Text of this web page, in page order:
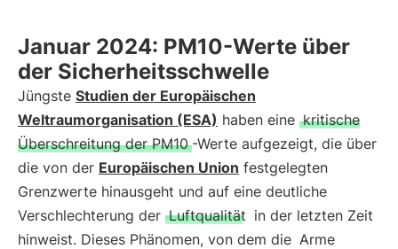
Januar 2024: PM10-Werte über
der Sicherheitsschwelle
Jüngste Studien der Europäischen
Weltraumorganisation (ESA) haben eine kritische
Überschreitung der PM10 -Werte aufgezeigt, die über
die von der Europäischen Union festgelegten
Grenzwerte hinausgeht und auf eine deutliche
Verschlechterung der Luftqualität in der letzten Zeit
hinweist. Dieses Phänomen, von dem die Arme